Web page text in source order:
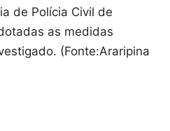
de Polícia Civil de
as medidas
(Fonte:Araripina